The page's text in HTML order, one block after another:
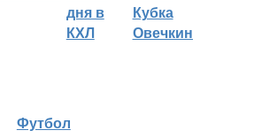
дня в
КХЛ
Кубка
Овечкина
Футбол